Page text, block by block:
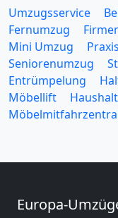
Umzugsservice
Fernumzug
Mini Umzug
Seniorenumzug
Entrümpelung
Möbellift
Europa-